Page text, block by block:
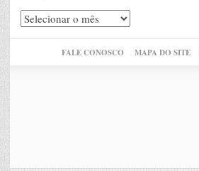
Arquivo
do
FALE CONOSCO MAPA DO SITE